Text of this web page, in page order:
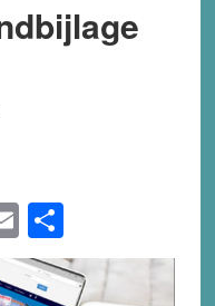
EmailShare